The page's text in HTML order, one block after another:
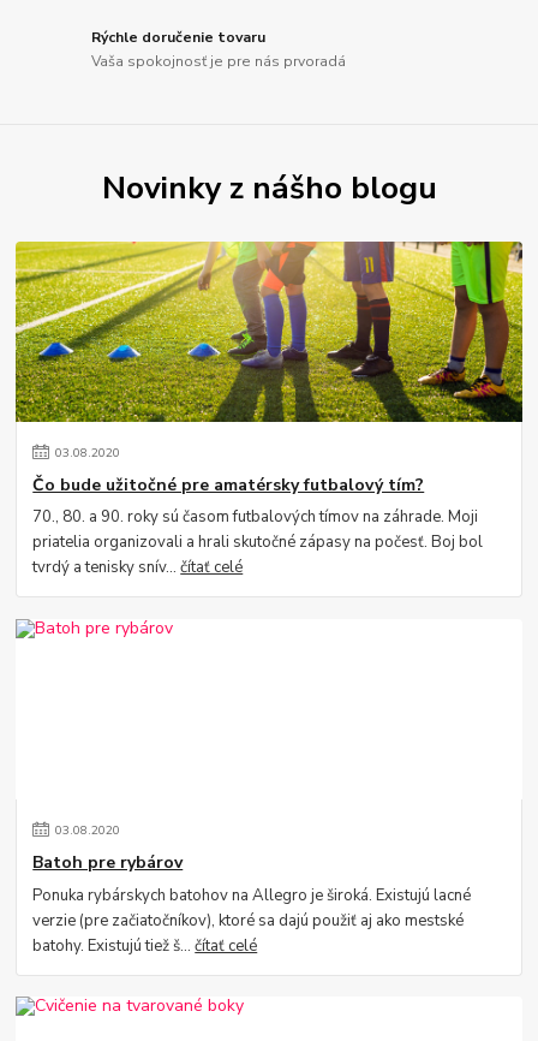
Rýchle doručenie tovaru
Vaša spokojnosť je pre nás prvoradá
Novinky z nášho blogu
03.08.2020
Čo bude užitočné pre amatérsky futbalový tím?
70., 80. a 90. roky sú časom futbalových tímov na záhrade. Moji
priatelia organizovali a hrali skutočné zápasy na počesť. Boj bol
tvrdý a tenisky snív...čítať celé
03.08.2020
Batoh pre rybárov
Ponuka rybárskych batohov na Allegro je široká. Existujú lacné
verzie (pre začiatočníkov), ktoré sa dajú použiť aj ako mestské
batohy. Existujú tiež š...čítať celé